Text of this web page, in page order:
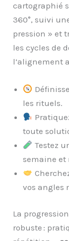
cartographié
360°, suivi
pression » et
les cycles de
l’alignement
les rituels.
toute
Testez
semaine et
vos angles
La
robuste :